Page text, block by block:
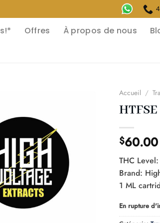
Offres À propos de nous
Accueil /
$60.00
THC
Brand:
1 ML
En rupture